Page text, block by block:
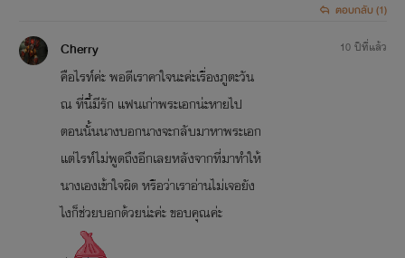
ตอบกลับ (1)
Cherry
คือไรท์ค่ะ พอดีเราคาใจนะค่ะเรื่องภูตะวัน
ณ ที่นี้มีรัก แฟนเก่าพระเอกน่ะหายไป
ตอนนั้นนางบอกนางจะกลับมาหาพระเอก
แต่ไรท์ไม่พูดถึงอีกเลยหลังจากที่มาทำให้
นางเองเข้าใจผิด หรือว่าเราอ่านไม่เจอยัง
ไงก็ช่วยบอกด้วยน่ะค่ะ ขอบคุณค่ะ
10 ปีที่แล้ว